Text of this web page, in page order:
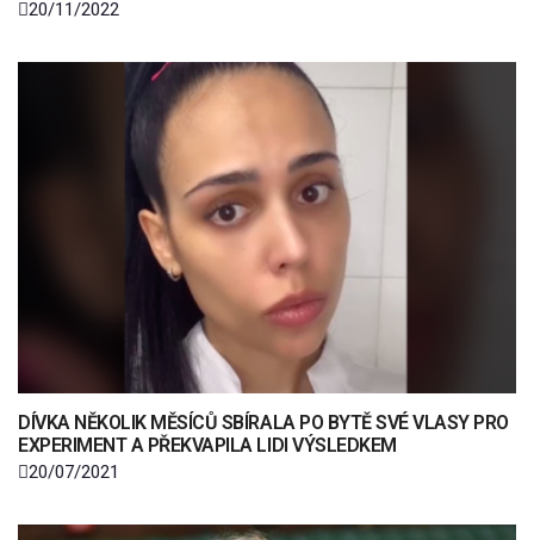
20/11/2022
DÍVKA NĚKOLIK MĚSÍCŮ SBÍRALA PO BYTĚ SVÉ VLASY PRO
EXPERIMENT A PŘEKVAPILA LIDI VÝSLEDKEM
20/07/2021